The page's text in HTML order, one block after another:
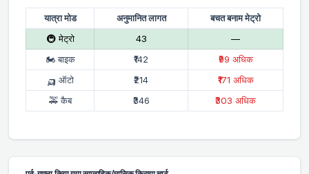
यात्रा मोड अनुमानित लागत
बचत बनाम मेट्रो
🚇 मेट्रो
₹43
—
🏍 बाइक
₹142
₹99 अधिक
🛺 ऑटो
₹214
₹171 अधिक
🚕 कैब
₹346 ₹303 अधिक